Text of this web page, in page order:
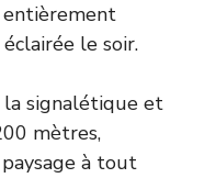
entièrement
le soir.
la signalétique et
mètres,
à tout